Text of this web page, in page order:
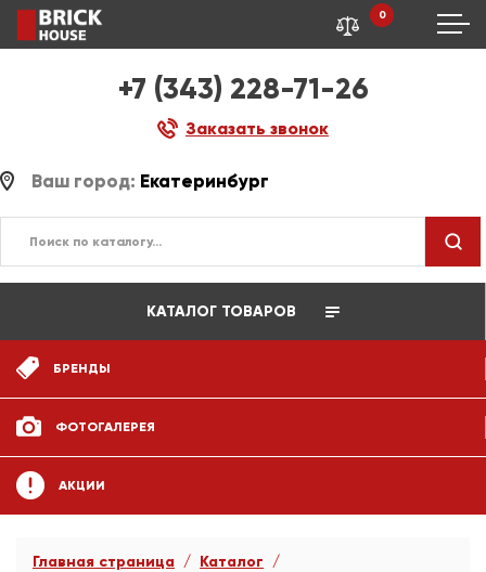
+7 (343) 228-71-26
Заказать звонок
0
Ваш город: Екатеринбург
КАТАЛОГ ТОВАРОВ
БРЕНДЫ
ФОТОГАЛЕРЕЯ
АКЦИИ
Главная страница
Каталог